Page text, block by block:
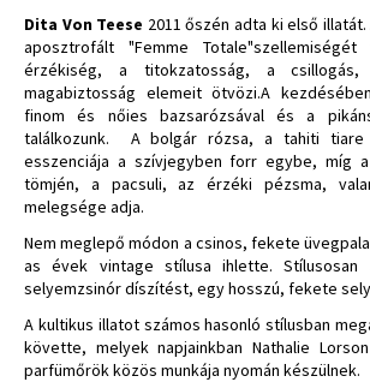
Dita Von Teese 2011 őszén adta ki első
aposztrofált "Femme
érzékiség, a titokzatosság, a
magabiztosság elemeit ötvözi.A
finom és nőies bazsarózsával és a
találkozunk. A bolgár rózsa, a tahiti
esszenciája a szívjegyben forr egybe, míg
tömjén, a pacsuli, az érzéki pézsma,
melegsége adja.
Nem meglepő módon a csinos, fekete
as évek vintage stílusa ihlette. Stílusosan
selyemzsinór díszítést, egy hosszú, fekete
A kultikus illatot számos hasonló stílusban
követte, melyek napjainkban Nathalie
parfümőrök közös munkája nyomán készülnek.